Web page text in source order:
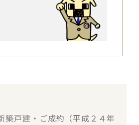
築戸建・ご成約（平成２４年